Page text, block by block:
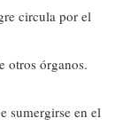
circula por el
otros órganos.
sumergirse en el